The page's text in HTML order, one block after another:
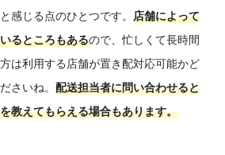
感じる点のひとつです。店舗によって
るところもあるので、忙しくて長時間
は利用する店舗が置き配対応可能かど
さいね。配送担当者に問い合わせると
教えてもらえる場合もあります。